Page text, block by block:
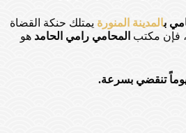
بالمدينة المنورة يمتلك حنكة القضاة
فإن مكتب المحامي رامي الحامد هو